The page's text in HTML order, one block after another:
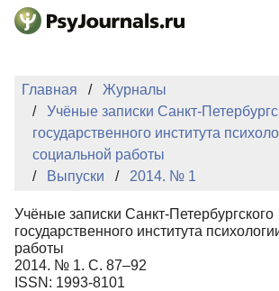
Перейти к основному содержанию
НОВОСТИ
ИЗДАНИЯ
ПОДАТЬ РУКОПИСЬ
БАЗА ЗНАНИЙ
КЛЮЧЕВЫЕ СЛОВА
Главная
Журналы
Учёные записки Санкт-
государственного института
социальной работы
Выпуски
2014. № 1
Учёные записки Санкт-Петербургского
государственного института
работы
2014. № 1. С. 87–92
ISSN: 1993-8101